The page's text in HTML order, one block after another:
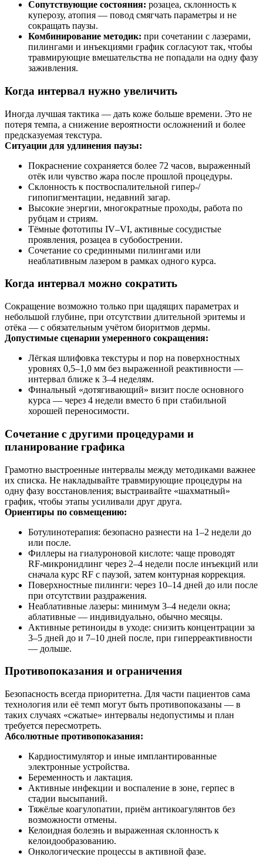
Сопутствующие состояния: розацеа, склонность к
куперозу, атопия — повод смягчать параметры и не
сокращать паузы.
Комбинирование методик: при сочетании с лазерами,
пилингами и инъекциями график согласуют так, чтобы
травмирующие вмешательства не попадали на одну фазу
заживления.
Когда интервал нужно увеличить
Иногда лучшая тактика — дать коже больше времени. Это не
потеря темпа, а снижение вероятности осложнений и более
предсказуемая текстура.
Ситуации для удлинения паузы:
Покраснение сохраняется более 72 часов, выраженный
отёк или чувство жара после прошлой процедуры.
Склонность к поствоспалительной гипер‑/
гипопигментации, недавний загар.
Высокие энергии, многократные проходы, работа по
рубцам и стриям.
Тёмные фототипы IV–VI, активные сосудистые
проявления, розацеа в субобострении.
Сочетание со срединными пилингами или
неаблативным лазером в рамках одного курса.
Когда интервал можно сократить
Сокращение возможно только при щадящих параметрах и
небольшой глубине, при отсутствии длительной эритемы и
отёка — с обязательным учётом биоритмов дермы.
Допустимые сценарии умеренного сокращения:
Лёгкая шлифовка текстуры и пор на поверхностных
уровнях 0,5–1,0 мм без выраженной реактивности —
интервал ближе к 3–4 неделям.
Финальный «дотягивающий» визит после основного
курса — через 4 недели вместо 6 при стабильной
хорошей переносимости.
Сочетание с другими процедурами и
планирование графика
Грамотно выстроенные интервалы между методиками важнее
их списка. Не накладывайте травмирующие процедуры на
одну фазу восстановления; выстраивайте «шахматный»
график, чтобы этапы усиливали друг друга.
Ориентиры по совмещению:
Ботулинотерапия: безопасно разнести на 1–2 недели до
или после.
Филлеры на гиалуроновой кислоте: чаще проводят
RF‑микронидлинг через 2–4 недели после инъекций или
сначала курс RF с паузой, затем контурная коррекция.
Поверхностные пилинги: через 10–14 дней до или после
при отсутствии раздражения.
Неаблативные лазеры: минимум 3–4 недели окна;
аблативные — индивидуально, обычно месяцы.
Активные ретиноиды в уходе: снизить концентрации за
3–5 дней до и 7–10 дней после, при гиперреактивности
— дольше.
Противопоказания и ограничения
Безопасность всегда приоритетна. Для части пациентов сама
технология или её темп могут быть противопоказаны — в
таких случаях «сжатые» интервалы недопустимы и план
требуется пересмотреть.
Абсолютные противопоказания:
Кардиостимулятор и иные имплантированные
электронные устройства.
Беременность и лактация.
Активные инфекции и воспаление в зоне, герпес в
стадии высыпаний.
Тяжёлые коагулопатии, приём антикоагулянтов без
возможности отмены.
Келоидная болезнь и выраженная склонность к
келоидообразованию.
Онкологические процессы в активной фазе.